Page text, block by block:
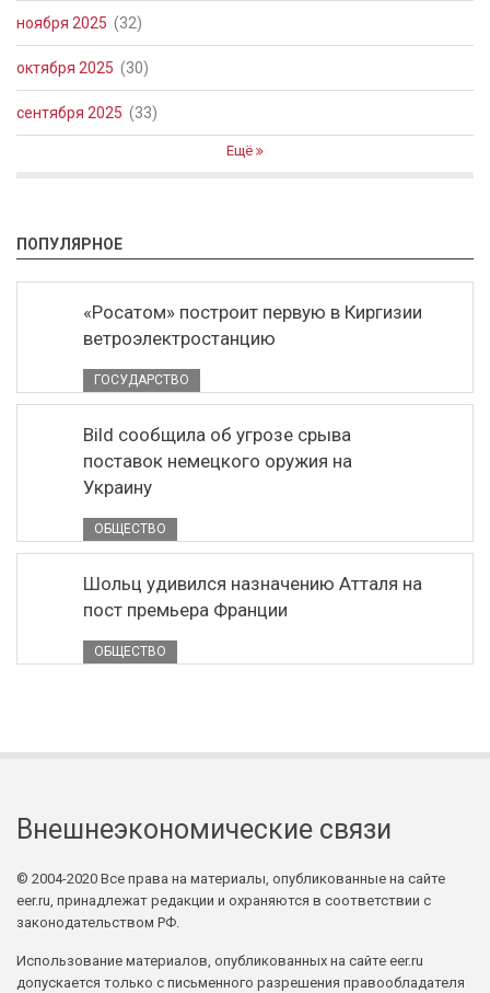
ноября 2025 (32)
октября 2025 (30)
сентября 2025 (33)
Ещё
ПОПУЛЯРНОЕ
«Росатом» построит первую в Киргизии
ветроэлектростанцию
ГОСУДАРСТВО
Bild сообщила об угрозе срыва
поставок немецкого оружия на
Украину
ОБЩЕСТВО
Шольц удивился назначению Атталя на
пост премьера Франции
ОБЩЕСТВО
Внешнеэкономические связи
© 2004-2020 Все права на материалы, опубликованные на сайте
eer.ru, принадлежат редакции и охраняются в соответствии с
законодательством РФ.
Использование материалов, опубликованных на сайте eer.ru
допускается только с письменного разрешения правообладателя